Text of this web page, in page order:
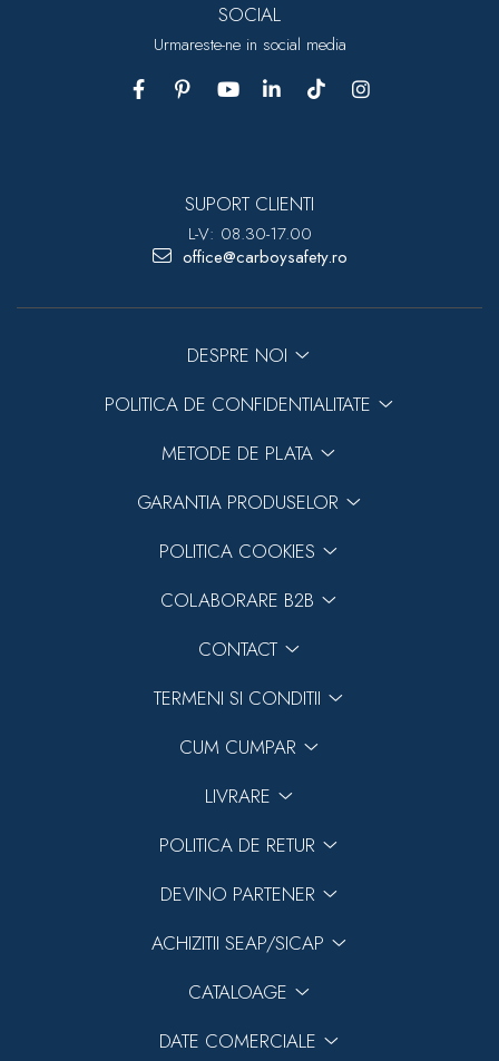
SOCIAL
Urmareste-ne in social media
SUPORT CLIENTI
L-V: 08.30-17.00
office@carboysafety.ro
DESPRE NOI
POLITICA DE CONFIDENTIALITATE
METODE DE PLATA
GARANTIA PRODUSELOR
POLITICA COOKIES
COLABORARE B2B
CONTACT
TERMENI SI CONDITII
CUM CUMPAR
LIVRARE
POLITICA DE RETUR
DEVINO PARTENER
ACHIZITII SEAP/SICAP
CATALOAGE
DATE COMERCIALE